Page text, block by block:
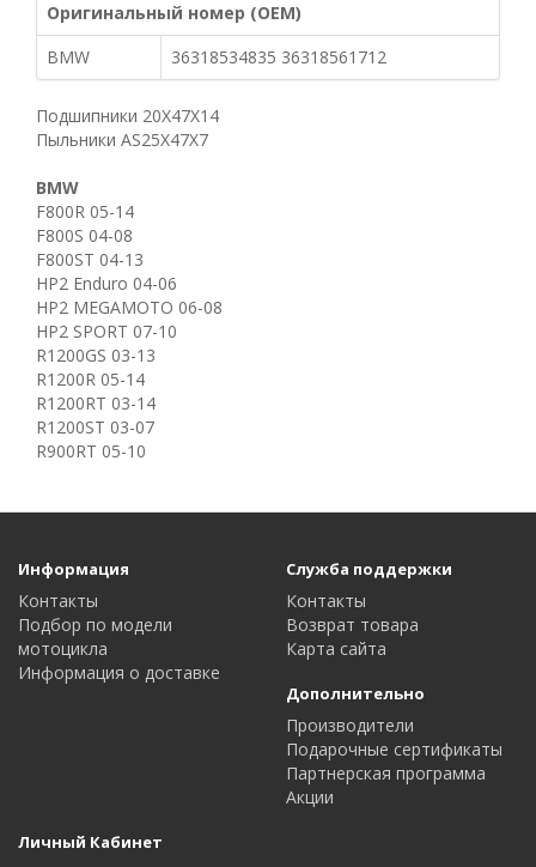
Оригинальный номер (OEM)
BMW
36318534835 36318561712
Подшипники 20X47X14
Пыльники AS25X47X7
BMW
F800R 05-14
F800S 04-08
F800ST 04-13
HP2 Enduro 04-06
HP2 MEGAMOTO 06-08
HP2 SPORT 07-10
R1200GS 03-13
R1200R 05-14
R1200RT 03-14
R1200ST 03-07
R900RT 05-10
Информация
Контакты
Подбор по модели
мотоцикла
Информация о доставке
Служба поддержки
Контакты
Возврат товара
Карта сайта
Дополнительно
Производители
Подарочные сертификаты
Партнерская программа
Акции
Личный Кабинет